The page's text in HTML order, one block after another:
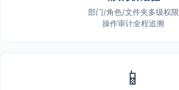
部门/角色/文件夹多级权限
操作审计全程追溯
📱